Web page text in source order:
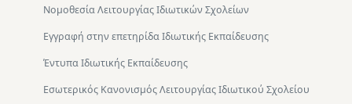
Νομοθεσία Λειτουργίας Ιδιωτικών Σχολείων
Εγγραφή στην επετηρίδα Ιδιωτικής Εκπαίδευσης
Έντυπα Ιδιωτικής Εκπαίδευσης
Εσωτερικός Κανονισμός Λειτουργίας Ιδιωτικού Σχολείου